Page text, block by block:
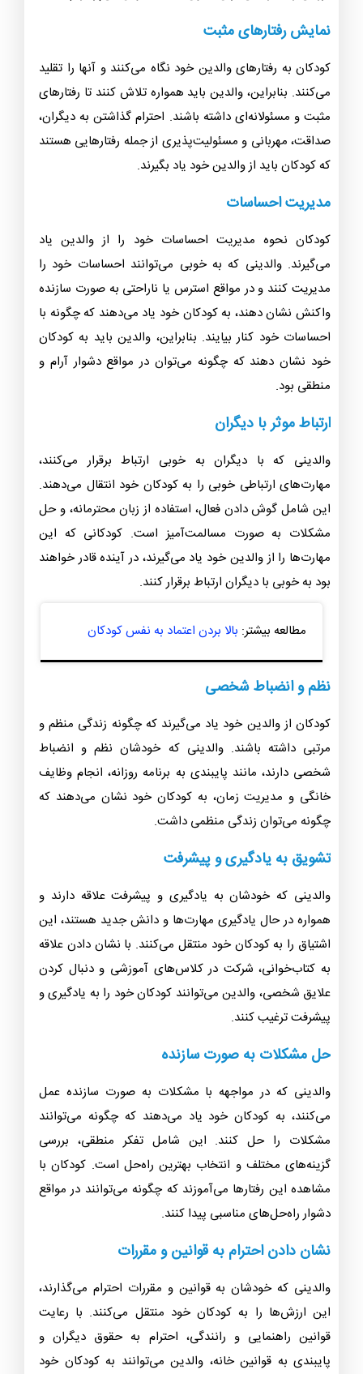
نمایش رفتارهای مثبت
کودکان به رفتارهای والدین خود نگاه می‌کنند و آنها را تقلید
می‌کنند. بنابراین، والدین باید همواره تلاش کنند تا رفتارهای
مثبت و مسئولانه‌ای داشته باشند. احترام گذاشتن به دیگران،
صداقت، مهربانی و مسئولیت‌پذیری از جمله رفتارهایی هستند
که کودکان باید از والدین خود یاد بگیرند.
مدیریت احساسات
کودکان نحوه مدیریت احساسات خود را از والدین یاد
می‌گیرند. والدینی که به خوبی می‌توانند احساسات خود را
مدیریت کنند و در مواقع استرس یا ناراحتی به صورت سازنده
واکنش نشان دهند، به کودکان خود یاد می‌دهند که چگونه با
احساسات خود کنار بیایند. بنابراین، والدین باید به کودکان
خود نشان دهند که چگونه می‌توان در مواقع دشوار آرام و
منطقی بود.
ارتباط موثر با دیگران
والدینی که با دیگران به خوبی ارتباط برقرار می‌کنند،
مهارت‌های ارتباطی خوبی را به کودکان خود انتقال می‌دهند.
این شامل گوش دادن فعال، استفاده از زبان محترمانه، و حل
مشکلات به صورت مسالمت‌آمیز است. کودکانی که این
مهارت‌ها را از والدین خود یاد می‌گیرند، در آینده قادر خواهند
بود به خوبی با دیگران ارتباط برقرار کنند.
مطالعه بیشتر: بالا بردن اعتماد به نفس کودکان
نظم و انضباط شخصی
کودکان از والدین خود یاد می‌گیرند که چگونه زندگی منظم و
مرتبی داشته باشند. والدینی که خودشان نظم و انضباط
شخصی دارند، مانند پایبندی به برنامه روزانه، انجام وظایف
خانگی و مدیریت زمان، به کودکان خود نشان می‌دهند که
چگونه می‌توان زندگی منظمی داشت.
تشویق به یادگیری و پیشرفت
والدینی که خودشان به یادگیری و پیشرفت علاقه دارند و
همواره در حال یادگیری مهارت‌ها و دانش جدید هستند، این
اشتیاق را به کودکان خود منتقل می‌کنند. با نشان دادن علاقه
به کتاب‌خوانی، شرکت در کلاس‌های آموزشی و دنبال کردن
علایق شخصی، والدین می‌توانند کودکان خود را به یادگیری و
پیشرفت ترغیب کنند.
حل مشکلات به صورت سازنده
والدینی که در مواجهه با مشکلات به صورت سازنده عمل
می‌کنند، به کودکان خود یاد می‌دهند که چگونه می‌توانند
مشکلات را حل کنند. این شامل تفکر منطقی، بررسی
گزینه‌های مختلف و انتخاب بهترین راه‌حل است. کودکان با
مشاهده این رفتارها می‌آموزند که چگونه می‌توانند در مواقع
دشوار راه‌حل‌های مناسبی پیدا کنند.
نشان دادن احترام به قوانین و مقررات
والدینی که خودشان به قوانین و مقررات احترام می‌گذارند،
این ارزش‌ها را به کودکان خود منتقل می‌کنند. با رعایت
قوانین راهنمایی و رانندگی، احترام به حقوق دیگران و
پایبندی به قوانین خانه، والدین می‌توانند به کودکان خود